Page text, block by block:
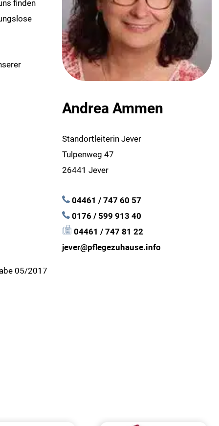
finden
05/2017
Andrea Ammen
Standortleiterin Jever
Tulpenweg 47
26441 Jever
04461 / 747 60 57
0176 / 599 913 40
04461 / 747 81 22
jever@pflegezuhause.info